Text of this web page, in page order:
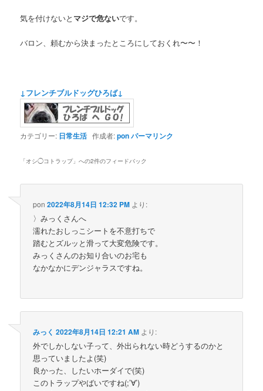
気を付けないと マジで危ないです。
バロン、頼むから決まったところにしておくれ〜〜！
↓フレンチブルドッグひろば↓
カテゴリー: 日常生活 作成者:ponパーマリンク
「オシ◯コトラップ」への2件のフィードバック
pon 2022年8月14日 12:32 PM より:
〉みっくさんへ
濡れたおしっこシートを不意打ちで
踏むとズルッと滑って大変危険です。
みっくさんのお知り合いのお宅も
なかなかにデンジャラスですね。
みっく 2022年8月14日 12:21 AM より:
外でしかしない子って、外出られない時どうするのかと
思っていましたよ(笑)
良かった、したいホーダイで(笑)
このトラップやばいですね(;’∀’)